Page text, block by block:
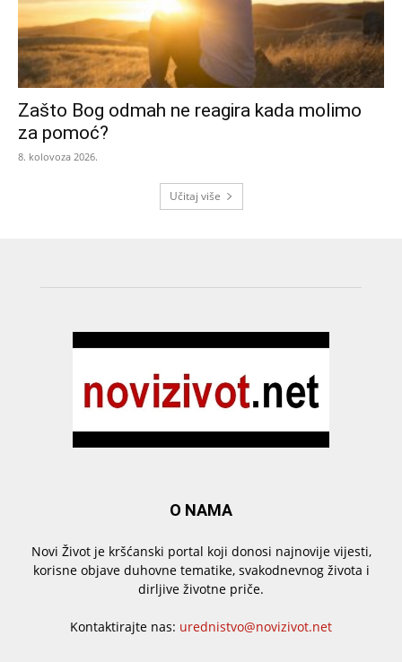
Zašto Bog odmah ne reagira kada molimo
za pomoć?
8. kolovoza 2026.
Učitaj više
O NAMA
Novi Život je kršćanski portal koji donosi najnovije vijesti,
korisne objave duhovne tematike, svakodnevnog života i
dirljive životne priče.
Kontaktirajte nas: urednistvo@novizivot.net